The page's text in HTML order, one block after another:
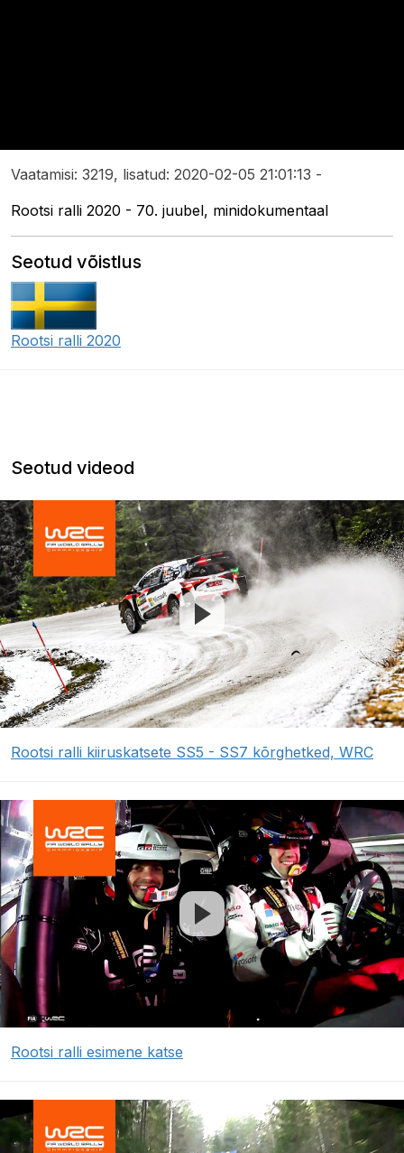
Vaatamisi: 3219, lisatud: 2020-02-05 21:01:13 -
Rootsi ralli 2020 - 70. juubel, minidokumentaal
Seotud võistlus
Rootsi ralli 2020
Seotud videod
Rootsi ralli kiiruskatsete SS5 - SS7 kõrghetked, WRC
Rootsi ralli esimene katse